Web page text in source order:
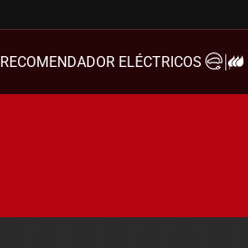
RECOMENDADOR ELÉCTRICOS